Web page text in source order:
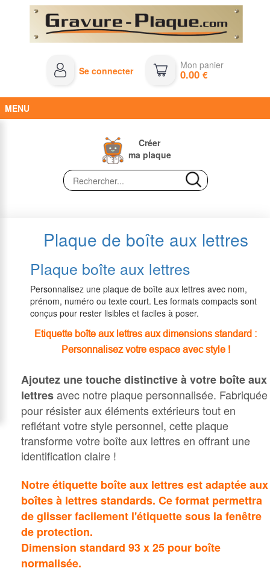
Se connecter Mon panier
0.00€
MENU
Créer
ma plaque
Plaque de boîte aux lettres
Plaque boîte aux lettres
Personnalisez une plaque de boîte aux lettres avec nom,
prénom, numéro ou texte court. Les formats compacts sont
conçus pour rester lisibles et faciles à poser.
Etiquette boîte aux lettres aux dimensions standard :
Personnalisez votre espace avec style !
Ajoutez une touche distinctive à votre boîte aux
lettresavec notre plaque personnalisée. Fabriquée
pour résister aux éléments extérieurs tout en
reflétant votre style personnel, cette plaque
transforme votre boîte aux lettres en offrant une
identification claire !
Notre étiquette boîte aux lettres est adaptée aux
boîtes à lettres standards. Ce format permettra
de glisser facilement l'étiquette sous la fenêtre
de protection.
Dimension standard 93 x 25 pour boîte
normalisée.